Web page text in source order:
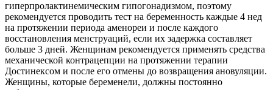
гиперпролактинемическим гипогонадизмом, поэтому
рекомендуется проводить тест на беременность каждые 4 нед
на протяжении периода аменореи и после каждого
восстановления менструаций, если их задержка составляет
больше 3 дней. Женщинам рекомендуется применять средства
механической контрацепции на протяжении терапии
Достинексом и после его отмены до возвращения ановуляции.
Женщины, которые беременели, должны постоянно